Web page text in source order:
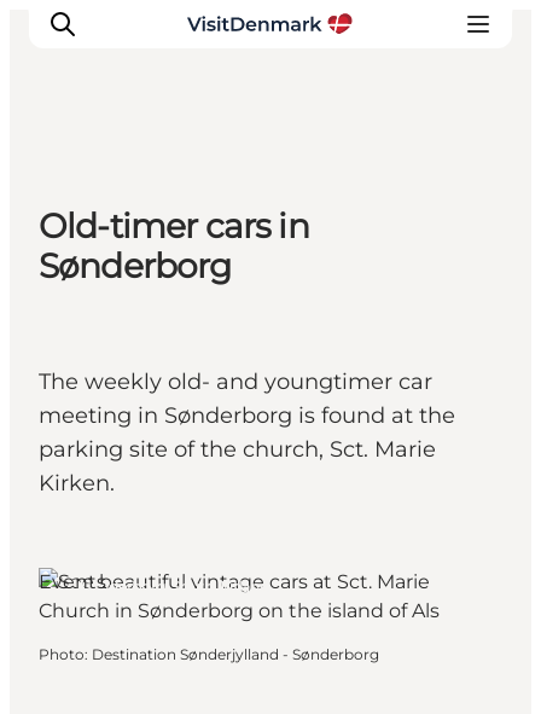
Inspirations
Destinations
Quoi faire
Old-timer cars in
Sønderborg
The weekly old- and youngtimer car
meeting in Sønderborg is found at the
parking site of the church, Sct. Marie
Kirken.
Sønderborg, South Jutland
Events
Photo: Destination Sønderjylland - Sønderborg